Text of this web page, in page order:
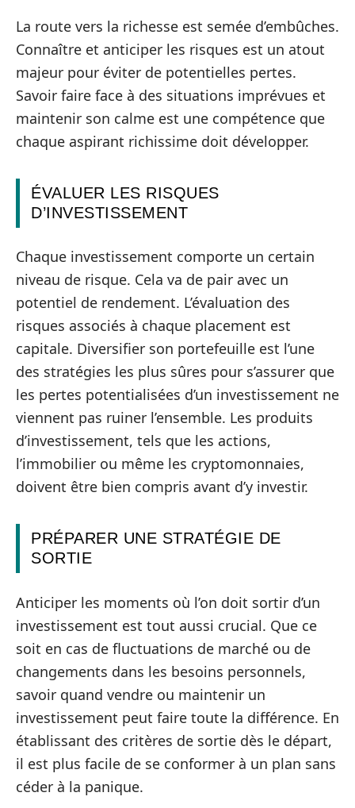
La route vers la richesse est semée d’embûches.
Connaître et anticiper les risques est un atout
majeur pour éviter de potentielles pertes.
Savoir faire face à des situations imprévues et
maintenir son calme est une compétence que
chaque aspirant richissime doit développer.
ÉVALUER LES RISQUES
D’INVESTISSEMENT
Chaque investissement comporte un certain
niveau de risque. Cela va de pair avec un
potentiel de rendement. L’évaluation des
risques associés à chaque placement est
capitale. Diversifier son portefeuille est l’une
des stratégies les plus sûres pour s’assurer que
les pertes potentialisées d’un investissement ne
viennent pas ruiner l’ensemble. Les produits
d’investissement, tels que les actions,
l’immobilier ou même les cryptomonnaies,
doivent être bien compris avant d’y investir.
PRÉPARER UNE STRATÉGIE DE
SORTIE
Anticiper les moments où l’on doit sortir d’un
investissement est tout aussi crucial. Que ce
soit en cas de fluctuations de marché ou de
changements dans les besoins personnels,
savoir quand vendre ou maintenir un
investissement peut faire toute la différence. En
établissant des critères de sortie dès le départ,
il est plus facile de se conformer à un plan sans
céder à la panique.